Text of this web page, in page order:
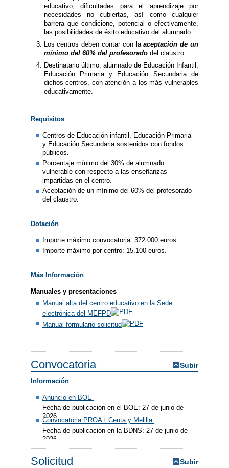
educativo, dificultades para el aprendizaje por
necesidades no cubiertas, así como cualquier
barrera que condicione, potencial o efectivamente,
las posibilidades de éxito educativo del alumnado.
Los centros deben contar con laaceptación de un
mínimo del 60% del profesorado del claustro.
Destinatario último: alumnado de Educación Infantil,
Educación Primaria y Educación Secundaria de
dichos centros, con atención a los más vulnerables
educativamente.
Requisitos
Centros de Educación infantil, Educación Primaria
y Educación Secundaria sostenidos con fondos
públicos.
Porcentaje mínimo del 30% de alumnado
vulnerable con respecto a las enseñanzas
impartidas en el centro.
Aceptación de un mínimo del 60% del profesorado
del claustro.
Dotación
Importe máximo convocatoria: 372.000 euros.
Importe máximo por centro: 15.100 euros.
Más Información
Manuales y presentaciones
Manual alta del centro educativo en la Sede
electrónica del MEFPD
Manual formulario solicitud
Convocatoria Subir
Información
Anuncio en BOE
Fecha de publicación en el BOE: 27 de junio de
2026
Convocatoria PROA+ Ceuta y Melilla
Fecha de publicación en la BDNS: 27 de junio de
2026
Solicitud Subir